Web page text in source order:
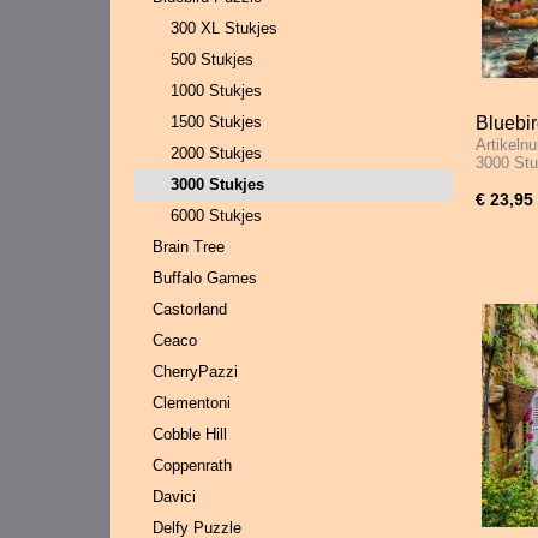
300 XL Stukjes
500 Stukjes
1000 Stukjes
1500 Stukjes
2000 Stukjes
3000 Stukjes
6000 Stukjes
Brain Tree
Buffalo Games
Castorland
Ceaco
CherryPazzi
Clementoni
Cobble Hill
Coppenrath
Davici
Delfy Puzzle
Great
3000
€ 23,95